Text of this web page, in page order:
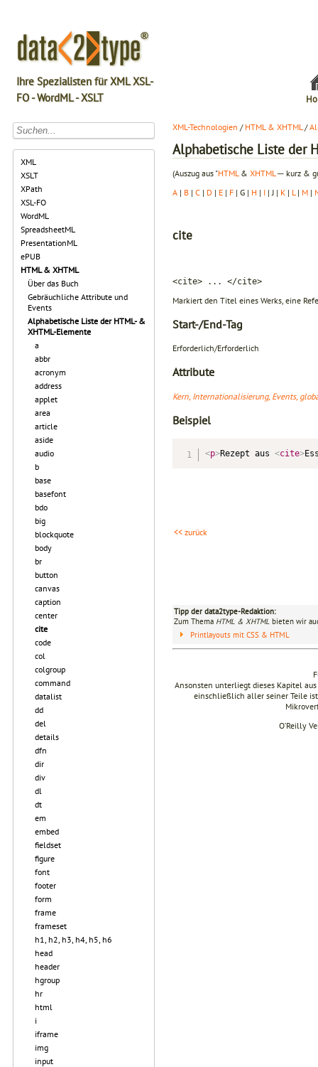
Ihre Spezialisten für XML XSL-
FO - WordML - XSLT
XML
XSLT
XPath
XSL-FO
WordML
SpreadsheetML
PresentationML
ePUB
HTML & XHTML
Über das Buch
Gebräuchliche Attribute und
Events
Alphabetische Liste der HTML- &
XHTML-Elemente
a
abbr
acronym
address
applet
area
article
aside
audio
b
base
basefont
bdo
big
blockquote
body
br
button
canvas
caption
center
cite
code
col
colgroup
command
datalist
dd
del
details
dfn
dir
div
dl
dt
em
embed
fieldset
figure
font
footer
form
frame
frameset
h1, h2, h3, h4, h5, h6
head
header
hgroup
hr
html
i
iframe
img
input
XML-Technologien / HTML & XHTML/
Alphabetische Liste der
(Auszug aus "HTML & XHTML ─ kurz &
A | B | C | D | E | F | G | H | I | J | K | L | M |
cite
<cite> ... </cite>
Markiert den Titel eines Werks, eine
Start-/End-Tag
Erforderlich/Erforderlich
Attribute
Kern, Internationalisierung, Events,
Beispiel
<p>Rezept aus <cite>
<< zurück
Tipp der data2type-Redaktion:
Zum Thema HTML & XHTML bieten wir
Printlayouts mit CSS & HTML
Ansonsten unterliegt dieses Kapitel
einschließlich aller seiner Teile
O’Reilly